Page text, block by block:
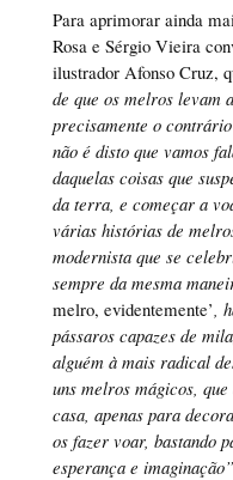
Para aprimorar ainda
Rosa e Sérgio Vieira
ilustrador Afonso Cruz,
de que os melros levam
precisamente o
não é disto que vamos
daquelas coisas que
da terra, e começar a
várias histórias de
modernista que se
sempre da mesma
melro, evidentemente’ ,
pássaros capazes de
alguém à mais radical
uns melros mágicos,
casa, apenas para
os fazer voar, bastando
esperança e imaginação”